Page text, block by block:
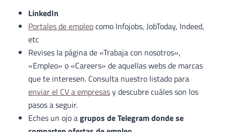
LinkedIn
Portales de empleocomo Infojobs, JobToday, Indeed,
etc
Revises la página de «Trabaja con nosotros»,
«Empleo» o «Careers» de aquellas webs de marcas
que te interesen. Consulta nuestro listado para
enviar el CV a empresasy descubre cuáles son los
pasos a seguir.
Eches un ojo agrupos de Telegram donde se